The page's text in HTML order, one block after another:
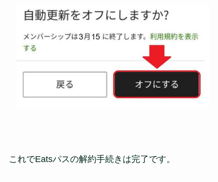
これでEatsパスの解約手続きは完了です。